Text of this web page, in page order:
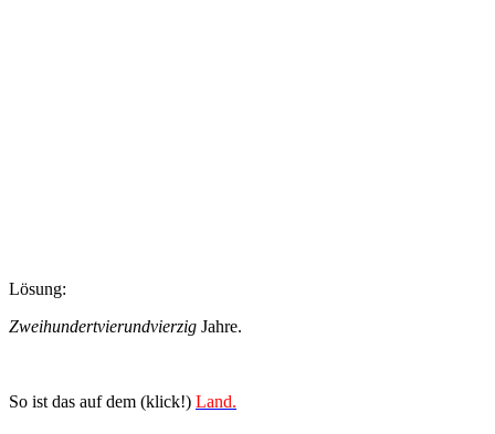
Lösung:
Zweihundertvierundvierzig Jahre.
So ist das auf dem (klick!) Land.